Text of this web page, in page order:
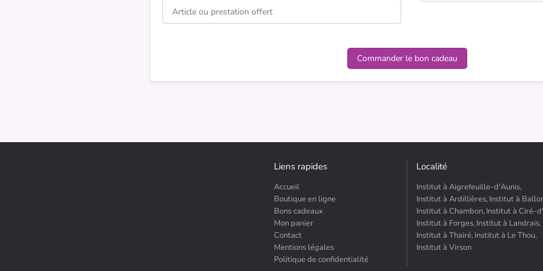
Liens rapides
Accueil
Boutique en ligne
Bons cadeaux
Mon panier
Contact
Mentions légales
Politique de confidentialité
Localité
Institut à Aigrefeuille-d'Aunis,
Institut à Ardillières, Institut à
Institut à Chambon, Institut à Ciré-
Institut à Forges, Institut à Landrais,
Institut à Thairé, Institut à Le Thou,
Institut à Virson